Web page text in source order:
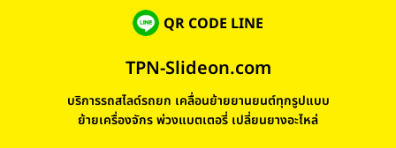
QR CODE LINE
TPN-Slideon.com
บริการรถสไลด์รถยก เคลื่อนย้ายยานยนต์ทุกรูปแบบ
ย้ายเครื่องจักร พ่วงแบตเตอรี่ เปลี่ยนยางอะไหล่